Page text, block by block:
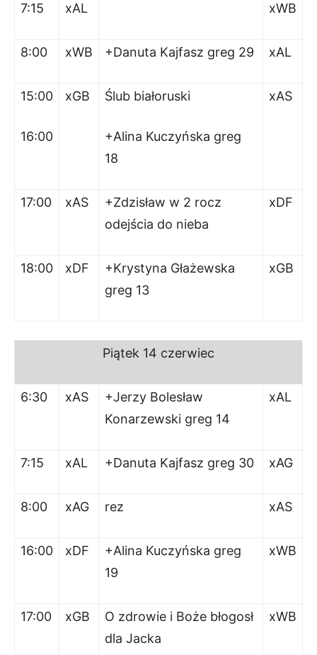
7:15 xAL xWB
8:00 xWB +Danuta Kajfasz greg 29 xAL
15:00
16:00
xGB Ślub białoruski
+Alina Kuczyńska greg
18
xAS
17:00 xAS
+Zdzisław w 2 rocz
odejścia do nieba
xDF
18:00 xDF
+Krystyna Głażewska
greg 13
xGB
Piątek 14 czerwiec
6:30 xAS
+Jerzy Bolesław
Konarzewski greg 14
xAL
7:15 xAL +Danuta Kajfasz greg 30 xAG
8:00 xAG rez xAS
16:00 xDF
+Alina Kuczyńska greg
19
xWB
17:00 xGB
O zdrowie i Boże błogosł
dla Jacka
xWB